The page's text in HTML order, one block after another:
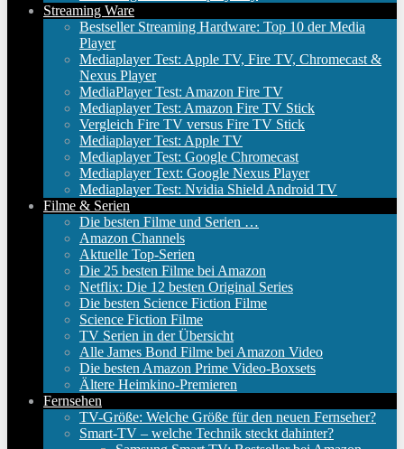
Streaming Ware
Bestseller Streaming Hardware: Top 10 der Media
Player
Mediaplayer Test: Apple TV, Fire TV, Chromecast &
Nexus Player
MediaPlayer Test: Amazon Fire TV
Mediaplayer Test: Amazon Fire TV Stick
Vergleich Fire TV versus Fire TV Stick
Mediaplayer Test: Apple TV
Mediaplayer Test: Google Chromecast
Mediaplayer Text: Google Nexus Player
Mediaplayer Test: Nvidia Shield Android TV
Filme & Serien
Die besten Filme und Serien …
Amazon Channels
Aktuelle Top-Serien
Die 25 besten Filme bei Amazon
Netflix: Die 12 besten Original Series
Die besten Science Fiction Filme
Science Fiction Filme
TV Serien in der Übersicht
Alle James Bond Filme bei Amazon Video
Die besten Amazon Prime Video-Boxsets
Ältere Heimkino-Premieren
Fernsehen
TV-Größe: Welche Größe für den neuen Fernseher?
Smart-TV – welche Technik steckt dahinter?